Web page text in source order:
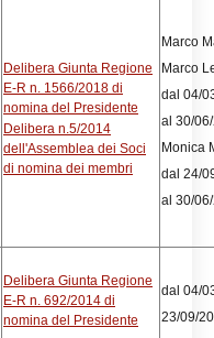
Delibera Giunta Regione
E-R n. 1566/2018 di
nomina del Presidente
Delibera n.5/2014
dell'Assemblea dei Soci
di nomina dei membri
Marco
Marco
dal 04/
al 30/
Monica
dal 24/
al 30/
Delibera Giunta Regione
E-R n. 692/2014 di
nomina del Presidente
dal 04/
23/09/